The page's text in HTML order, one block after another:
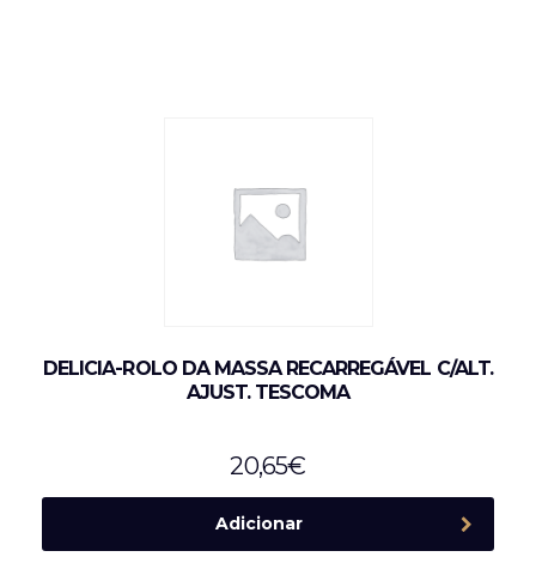
DELICIA-ROLO DA MASSA RECARREGÁVEL C/ALT.
AJUST. TESCOMA
20,65€
Adicionar